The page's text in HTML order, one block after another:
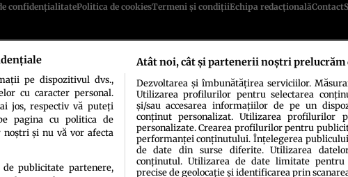
confidenţialitatePolitica de cookiesTermeni şi condiţiiEchipa redacționalăContact
sau persoană (site-uri, instituţii mass-media, firme de monitorizare) nu poate
Decizia ONJN nr. 1598/16.09.2021. Jocurile de noroc sunt interzise minorilor.
pe dispozitivul dvs.,
cu caracter personal.
jos, respectiv vă puteți
pagina cu politica de
și nu vă vor afecta
publicitate partenere,
Atât noi, cât și partenerii noștri prelucrăm
Dezvoltarea și îmbunătățirea serviciilor.
Utilizarea profilurilor pentru selectarea
și/sau accesarea informațiilor de pe un
conținut personalizat. Utilizarea profilurilor
personalizate. Crearea profilurilor pentru
performanței conținutului. Înțelegerea
de date din surse diferite. Utilizarea
conținutul. Utilizarea de date limitate pentru
precise de geolocație și identificarea prin